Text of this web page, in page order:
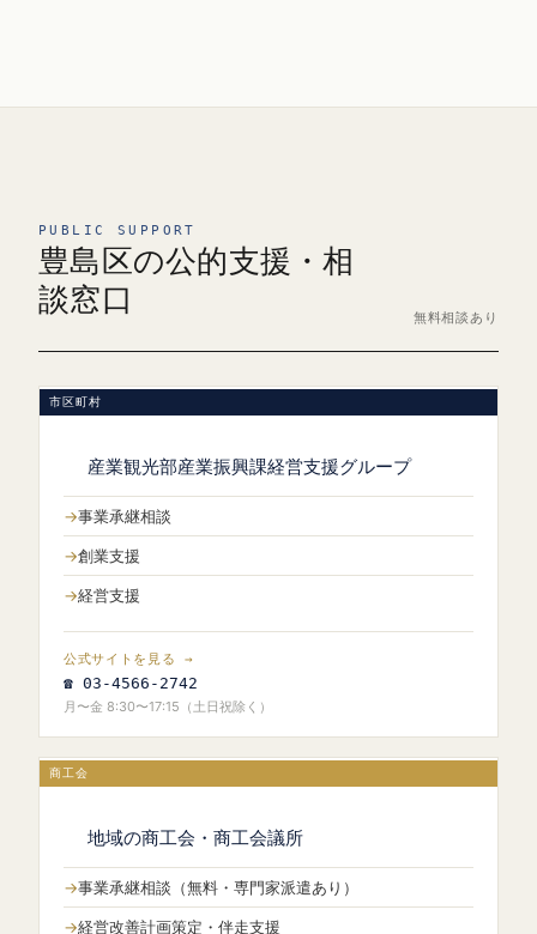
PUBLIC SUPPORT
豊島区の公的支援・相
談窓口
無料相談あり
市区町村
産業観光部産業振興課経営支援グループ
事業承継相談
創業支援
経営支援
公式サイトを見る →
☎ 03-4566-2742
月〜金 8:30〜17:15（土日祝除く）
商工会
地域の商工会・商工会議所
事業承継相談（無料・専門家派遣あり）
経営改善計画策定・伴走支援